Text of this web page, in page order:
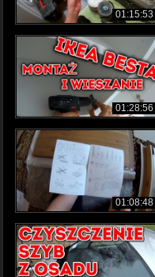
01:15:53
01:28:56
01:08:48